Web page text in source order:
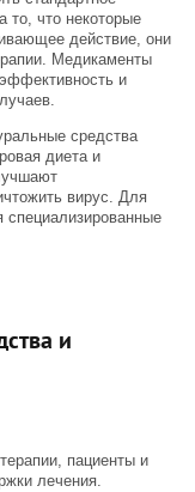
то, что некоторые
действие, они
Медикаменты
и
средства
диета и
вирус. Для
специализированные
и
пациенты и
лечения.